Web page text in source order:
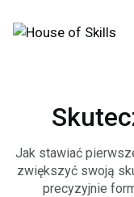
Rozwiązania
Programy
Jak stawiać
zwiększyć swoją
precyzyjnie